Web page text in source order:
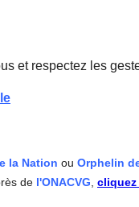
et respectez les
la Nation ou Orphelin
de l'ONACVG cliquez